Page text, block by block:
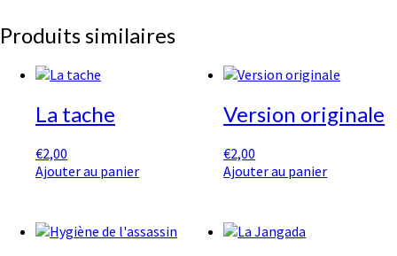
Produits similaires
La tache
€2,00
Ajouter au panier
Version originale
€2,00
Ajouter au panier